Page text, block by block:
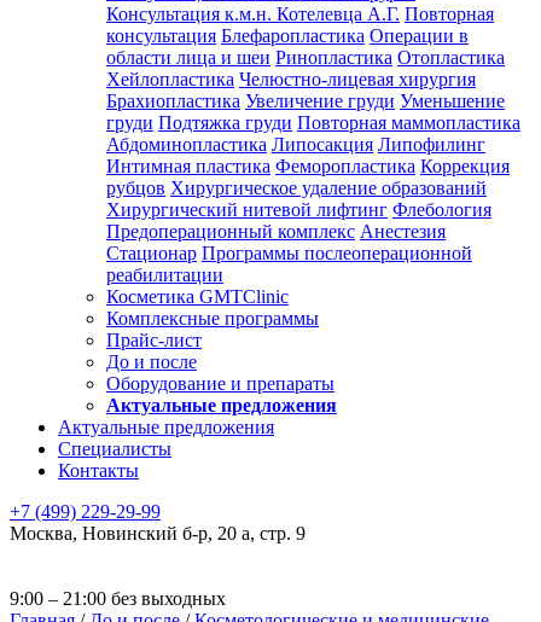
Консультация к.м.н. Котелевца А.Г. Повторная
консультация Блефаропластика Операции в
области лица и шеи Ринопластика Отопластика
Хейлопластика Челюстно-лицевая хирургия
Брахиопластика Увеличение груди Уменьшение
груди Подтяжка груди Повторная маммопластика
Абдоминопластика Липосакция Липофилинг
Интимная пластика Феморопластика Коррекция
рубцов Хирургическое удаление образований
Хирургический нитевой лифтинг Флебология
Предоперационный комплекс Анестезия
Стационар Программы послеоперационной
реабилитации
Косметика GMTClinic
Комплексные программы
Прайс-лист
До и после
Оборудование и препараты
Актуальные предложения
Актуальные предложения
Специалисты
Контакты
+7 (499) 229-29-99
Москва, Новинский б-р, 20 а, стр. 9
9:00 – 21:00 без выходных